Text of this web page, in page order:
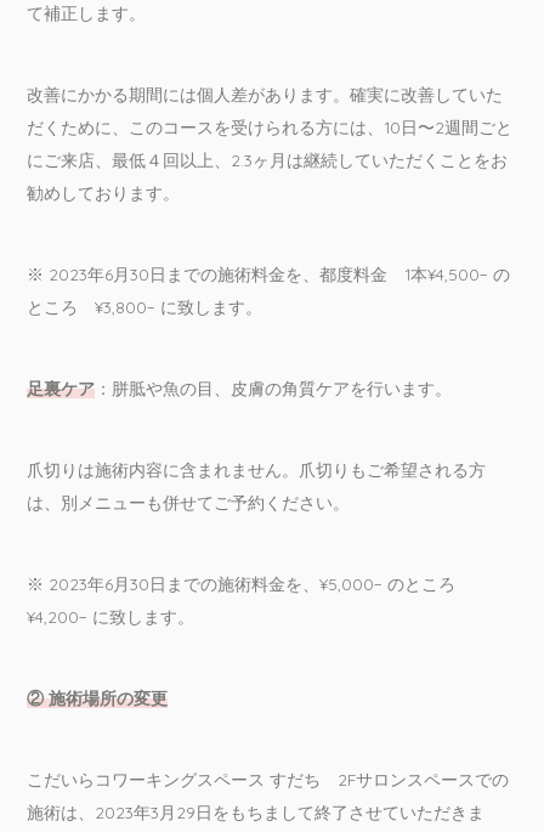
て補正します。
改善にかかる期間には個人差があります。確実に改善していた
だくために、このコースを受けられる方には、10日〜2週間ごと
にご来店、最低４回以上、2.3ヶ月は継続していただくことをお
勧めしております。
※ 2023年6月30日までの施術料金を、都度料金 1本¥4,500− の
ところ ¥3,800− に致します。
足裏ケア ：胼胝や魚の目、皮膚の角質ケアを行います。
爪切りは施術内容に含まれません。爪切りもご希望される方
は、別メニューも併せてご予約ください。
※ 2023年6月30日までの施術料金を、¥5,000− のところ
¥4,200− に致します。
② 施術場所の変更
こだいらコワーキングスペース すだち 2Fサロンスペースでの
施術は、2023年3月29日をもちまして終了させていただきま